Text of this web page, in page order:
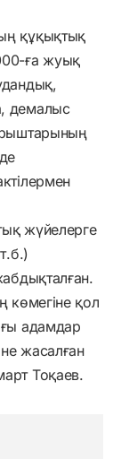
құқықтық
ға жуық
демалыс
жүйелерге
көмегіне қол
адамдар
жасалған
Тоқаев.